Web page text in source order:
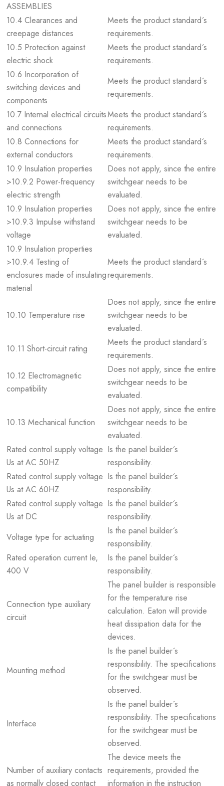
ASSEMBLIES
10.4 Clearances and
creepage distances
Meets the product standard´s
requirements.
10.5 Protection against
electric shock
Meets the product standard´s
requirements.
10.6 Incorporation of
switching devices and
components
Meets the product standard´s
requirements.
10.7 Internal electrical circuits
and connections
Meets the product standard´s
requirements.
10.8 Connections for
external conductors
Meets the product standard´s
requirements.
10.9 Insulation properties
>10.9.2 Power-frequency
electric strength
Does not apply, since the entire
switchgear needs to be
evaluated.
10.9 Insulation properties
>10.9.3 Impulse withstand
voltage
Does not apply, since the entire
switchgear needs to be
evaluated.
10.9 Insulation properties
>10.9.4 Testing of
enclosures made of insulating
material
Meets the product standard´s
requirements.
10.10 Temperature rise
Does not apply, since the entire
switchgear needs to be
evaluated.
10.11 Short-circuit rating
Meets the product standard´s
requirements.
10.12 Electromagnetic
compatibility
Does not apply, since the entire
switchgear needs to be
evaluated.
10.13 Mechanical function
Does not apply, since the entire
switchgear needs to be
evaluated.
Rated control supply voltage
Us at AC 50HZ
Is the panel builder´s
responsibility.
Rated control supply voltage
Us at AC 60HZ
Is the panel builder´s
responsibility.
Rated control supply voltage
Us at DC
Is the panel builder´s
responsibility.
Voltage type for actuating
Is the panel builder´s
responsibility.
Rated operation current Ie,
400 V
Is the panel builder´s
responsibility.
Connection type auxiliary
circuit
The panel builder is responsible
for the temperature rise
calculation. Eaton will provide
heat dissipation data for the
devices.
Mounting method
Is the panel builder´s
responsibility. The specifications
for the switchgear must be
observed.
Interface
Is the panel builder´s
responsibility. The specifications
for the switchgear must be
observed.
Number of auxiliary contacts
as normally closed contact
The device meets the
requirements, provided the
information in the instruction